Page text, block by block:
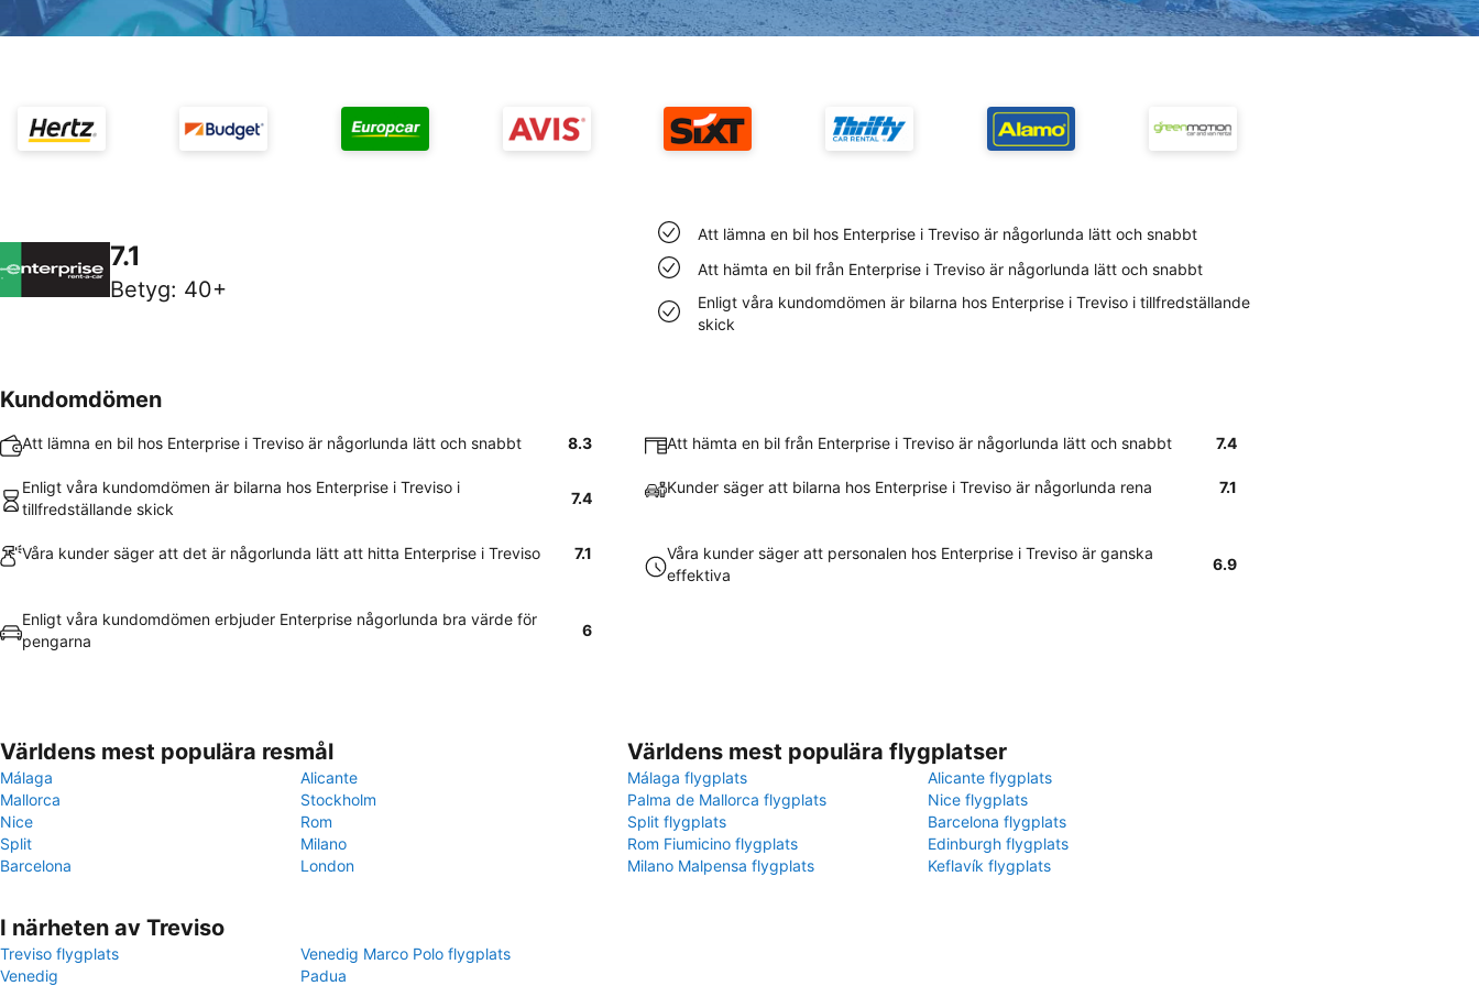
7.1
Betyg: 40+
Att lämna en bil hos Enterprise i Treviso är någorlunda lätt och snabbt
Att hämta en bil från Enterprise i Treviso är någorlunda lätt och snabbt
Enligt våra kundomdömen är bilarna hos Enterprise i Treviso i tillfredställande
skick
Kundomdömen
Att lämna en bil hos Enterprise i Treviso är någorlunda lätt och snabbt 8.3 Att hämta en bil från Enterprise i Treviso är någorlunda lätt och snabbt 7.4
Enligt våra kundomdömen är bilarna hos Enterprise i Treviso i
tillfredställande skick
7.4
Kunder säger att bilarna hos Enterprise i Treviso är någorlunda rena 7.1
Våra kunder säger att det är någorlunda lätt att hitta Enterprise i Treviso 7.1
Våra kunder säger att personalen hos Enterprise i Treviso är ganska
effektiva
6.9
Enligt våra kundomdömen erbjuder Enterprise någorlunda bra värde för
pengarna
6
Världens mest populära resmål
Málaga
Alicante
Mallorca
Stockholm
Nice
Rom
Split
Milano
Barcelona
London
Världens mest populära flygplatser
Málaga flygplats
Alicante flygplats
Palma de Mallorca flygplats
Nice flygplats
Split flygplats
Barcelona flygplats
Rom Fiumicino flygplats
Edinburgh flygplats
Milano Malpensa flygplats
Keflavík flygplats
I närheten av Treviso
Treviso flygplats
Venedig Marco Polo flygplats
Venedig
Padua